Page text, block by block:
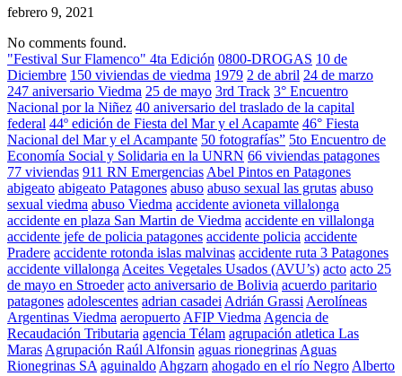
febrero 9, 2021
No comments found.
"Festival Sur Flamenco" 4ta Edición 0800-DROGAS 10 de
Diciembre 150 viviendas de viedma 1979 2 de abril 24 de marzo
247 aniversario Viedma 25 de mayo 3rd Track 3° Encuentro
Nacional por la Niñez 40 aniversario del traslado de la capital
federal 44º edición de Fiesta del Mar y el Acapamte 46° Fiesta
Nacional del Mar y el Acampante 50 fotografías” 5to Encuentro de
Economía Social y Solidaria en la UNRN 66 viviendas patagones
77 viviendas 911 RN Emergencias Abel Pintos en Patagones
abigeato abigeato Patagones abuso abuso sexual las grutas abuso
sexual viedma abuso Viedma accidente avioneta villalonga
accidente en plaza San Martin de Viedma accidente en villalonga
accidente jefe de policia patagones accidente policia accidente
Pradere accidente rotonda islas malvinas accidente ruta 3 Patagones
accidente villalonga Aceites Vegetales Usados (AVU’s) acto acto 25
de mayo en Stroeder acto aniversario de Bolivia acuerdo paritario
patagones adolescentes adrian casadei Adrián Grassi Aerolíneas
Argentinas Viedma aeropuerto AFIP Viedma Agencia de
Recaudación Tributaria agencia Télam agrupación atletica Las
Maras Agrupación Raúl Alfonsin aguas rionegrinas Aguas
Rionegrinas SA aguinaldo Ahgzarn ahogado en el río Negro Alberto